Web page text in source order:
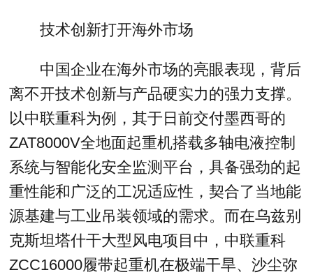
技术创新打开海外市场
中国企业在海外市场的亮眼表现，背后
离不开技术创新与产品硬实力的强力支撑。
以中联重科为例，其于日前交付墨西哥的
ZAT8000V全地面起重机搭载多轴电液控制
系统与智能化安全监测平台，具备强劲的起
重性能和广泛的工况适应性，契合了当地能
源基建与工业吊装领域的需求。而在乌兹别
克斯坦塔什干大型风电项目中，中联重科
ZCC16000履带起重机在极端干旱、沙尘弥